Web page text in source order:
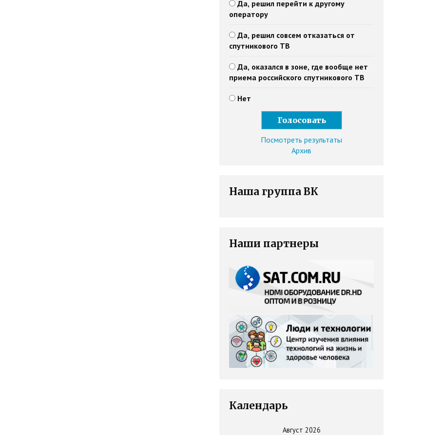
Да, решил перейти к другому
оператору
Да, решил совсем отказаться от
спутникового ТВ
Да, оказался в зоне, где вообще нет
приема российского спутникового ТВ
Нет
Посмотреть результаты
Архив
Наша группа ВК
Наши партнеры
Календарь
Август 2026